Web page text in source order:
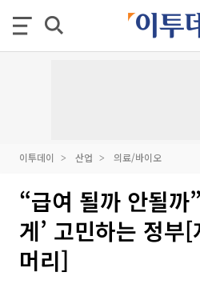
이투데이 산업 의료/바이오
“급여 될까 안될
게’ 고민하는 정부
머리]